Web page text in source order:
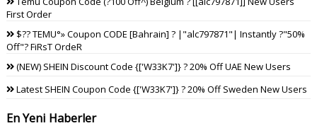
First Order
$?? TEMU°» Coupon CODE [Bahrain] ? |"alc797871"| Instantly ?"50%
Off"? FiRsT OrdeR
(NEW) SHEIN Discount Code {['W33K7']} ? 20% Off UAE New Users
Latest SHEIN Coupon Code {['W33K7']} ? 20% Off Sweden New Users
En Yeni Haberler